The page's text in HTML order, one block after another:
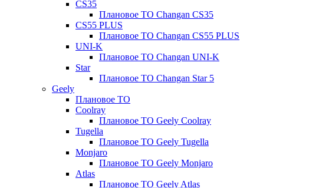
CS35
Плановое ТО Changan CS35
CS55 PLUS
Плановое ТО Changan CS55 PLUS
UNI-K
Плановое ТО Changan UNI-K
Star
Плановое ТО Changan Star 5
Geely
Плановое ТО
Coolray
Плановое ТО Geely Coolray
Tugella
Плановое ТО Geely Tugella
Monjaro
Плановое ТО Geely Monjaro
Atlas
Плановое ТО Geely Atlas